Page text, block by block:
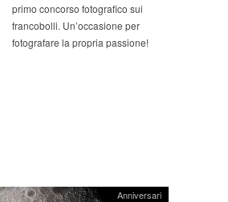
primo concorso fotografico sui
francobolli. Un’occasione per
fotografare la propria passione!
Anniversari